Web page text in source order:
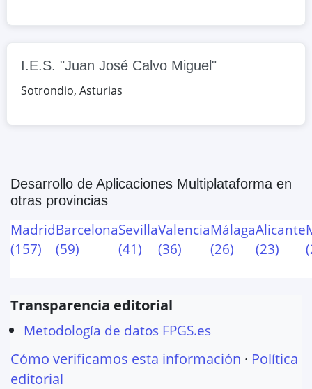
I.E.S. "Juan José Calvo Miguel"
Sotrondio, Asturias
Desarrollo de Aplicaciones Multiplataforma en
otras provincias
Madrid
(157)
Barcelona
(59)
Sevilla
(41)
Valencia
(36)
Málaga
(26)
Alicante
(23)
(
Transparencia editorial
Metodología de datos FPGS.es
Cómo verificamos esta información · Política
editorial